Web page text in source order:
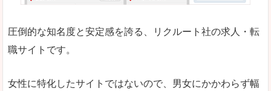
詳しい説明
女性でエンジニア職への転職をお考えの方は、こ
圧倒的な知名度と安定感を誇る、リクルート社の求人・転
職サイトです。
女性に特化したサイトではないので、男女にかかわらず幅